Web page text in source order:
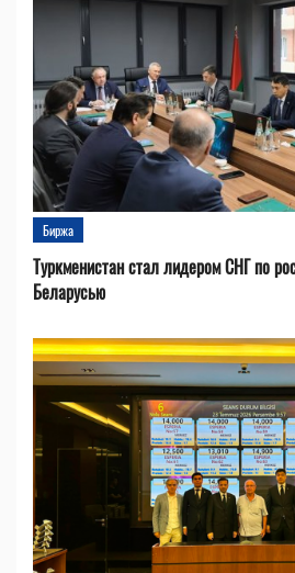
Биржа
Туркменистан стал лидером СНГ по
Беларусью